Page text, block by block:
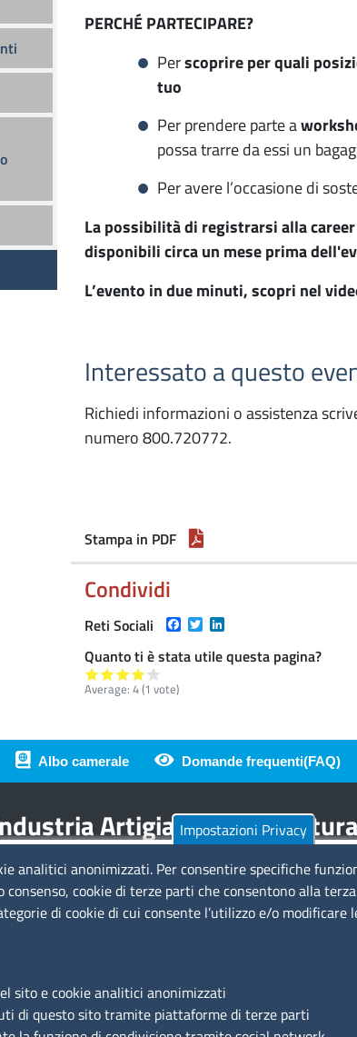
PERCHÉ PARTECIPARE?
Perscoprire per quali
tuo
Per prendere parte a
possa trarre da essi un
Per avere l’occasione di
La possibilità di registrarsi alla
disponibili circa un mese prima
L’evento in due minuti, scopri nel
Interessato a questo
Richiedi informazioni o assistenza
numero 800.720772.
Stampa in PDF
Condividi
Reti Sociali Facebook
Twitter
Quanto ti è stata utile questa pagina?
Average: 4(1 vote)
di pagina
Albo camerale Domande frequenti(FAQ)
Artigianato
Amministrazione Trasparente
Bandi di gara
Procedimenti
Provvedimenti
Impostazioni Privacy
analitici anonimizzati. Per consentire specifiche
cookie di terze parti che consentono alla
di cookie di cui consente l’utilizzo e/o modificare
sito e cookie analitici anonimizzati
di questo sito tramite piattaforme di terze parti